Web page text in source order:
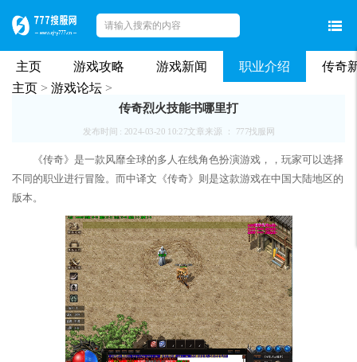
主页 游戏攻略 游戏新闻 职业介绍
传奇
主页 > 游戏论坛 >
传奇烈火技能书哪里打
发布时间 : 2024-03-20 10:27文章来源 ： 777找服网
《传奇》是一款风靡全球的多人在线角色扮演游戏，，玩家可以选择
不同的职业进行冒险。而中译文《传奇》则是这款游戏在中国大陆地区的
版本。